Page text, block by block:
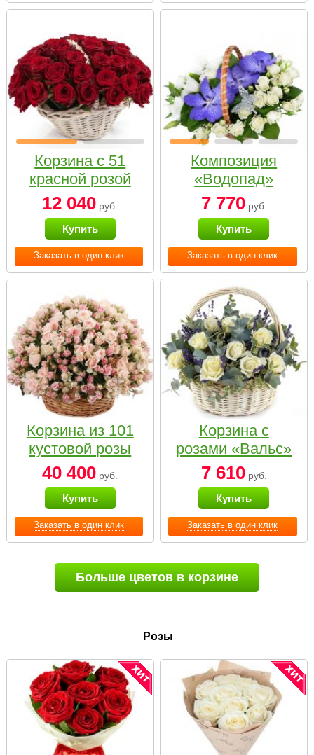
Заказать в один клик
Корзина с 51
красной розой
12 040 руб.
Купить
Заказать в один клик
Композиция
«Водопад»
7 770руб.
Купить
Заказать в один клик
Корзина из 101
кустовой розы
нежных тонов
40 400 руб.
Купить
Заказать в один клик
Корзина с
розами «Вальс»
7 610руб.
Купить
Больше цветов в корзине
Розы